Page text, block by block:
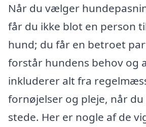
Når du vælger
får du ikke blot en person
hund; du får en betroet
forstår hundens behov og
inkluderer alt fra
fornøjelser og pleje, når du
stede. Her er nogle af de